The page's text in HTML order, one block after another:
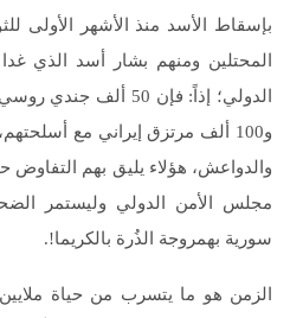
بإسقاط الأسد منذ الأشهر الأولى
المحتلين ومنهم بشار أسد الذي
الدولي؛ إذاً: فإن 50
و100 ألف مرتزق إيراني مع
والدواعش، هؤلاء يليق بهم
مجلس الأمن الدولي وليستمر
سورية بهمروجة الذُرة بالكريما!.
الزمن هو ما يتسرب من حياة ملايين